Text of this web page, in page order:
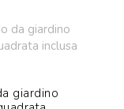
giardino